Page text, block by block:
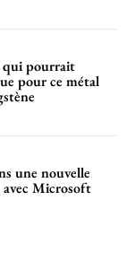
qui pourrait
pour ce métal
une nouvelle
Microsoft